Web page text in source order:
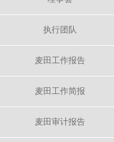
执行团队
麦田工作报告
麦田工作简报
麦田审计报告